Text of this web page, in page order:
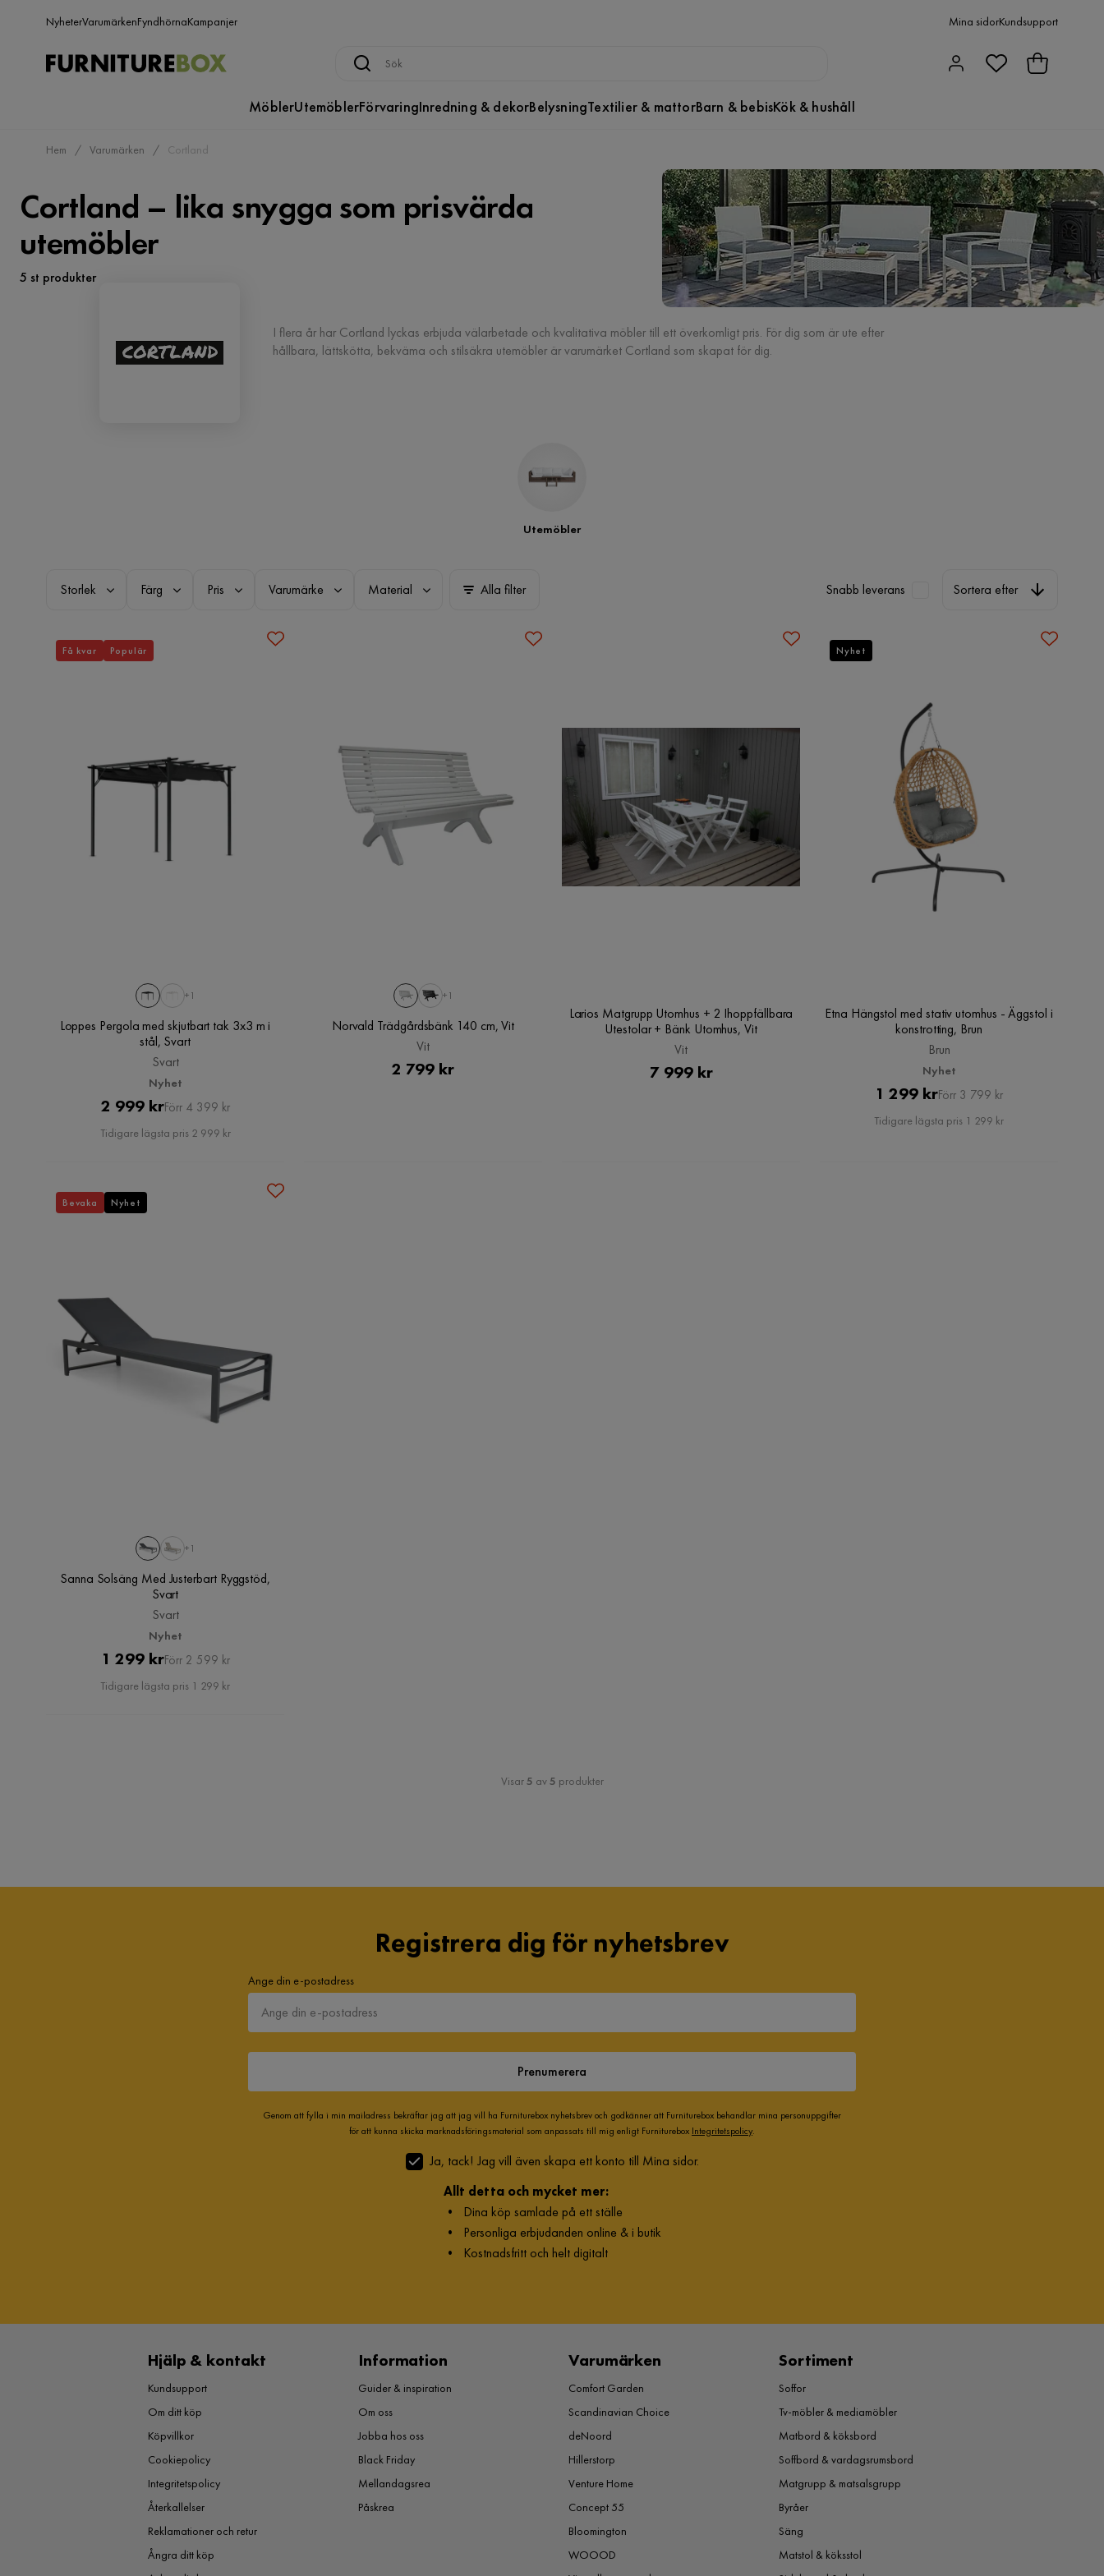
NyheterVarumärkenFyndhörnaKampanjer Mina sidorKundsupport
MöblerUtemöblerFörvaringInredning & dekorBelysningTextilier & mattorBarn & bebisKök & hushåll
Hem Varumärken Cortland
Cortland – lika snygga som prisvärda
utemöbler
5 st produkter
I flera år har Cortland lyckas erbjuda välarbetade och kvalitativa möbler till ett överkomligt pris. För dig som är ute efter
hållbara, lättskötta, bekväma och stilsäkra utemöbler är varumärket Cortland som skapat för dig.
Utemöbler
Storlek Färg Pris Varumärke Material Alla filter Snabb leverans Sortera efter
+1
Loppes Pergola med skjutbart tak 3x3 m i
stål, Svart
Svart
Nyhet
Pris
2 999 krOriginal
Pris
Förr 4 399 kr
Tidigare lägsta pris 2 999 kr
Få kvar Populär
+1
Norvald Trädgårdsbänk 140 cm, Vit
Vit
Pris
2 799 kr
Larios Matgrupp Utomhus + 2 Ihoppfällbara
Utestolar + Bänk Utomhus, Vit
Vit
Pris
7 999 kr
Etna Hängstol med stativ utomhus - Äggstol i
konstrotting, Brun
Brun
Nyhet
Pris
1 299 krOriginal
Pris
Förr 3 799 kr
Tidigare lägsta pris 1 299 kr
Nyhet
+1
Sanna Solsäng Med Justerbart Ryggstöd,
Svart
Svart
Nyhet
Pris
1 299 krOriginal
Pris
Förr 2 599 kr
Tidigare lägsta pris 1 299 kr
Bevaka Nyhet
Visar5 av5 produkter
Registrera dig för nyhetsbrev
Ange din e-postadress
Prenumerera
Genom att fylla i min mailadress bekräftar jag att jag vill ha Furniturebox nyhetsbrev och godkänner att Furniturebox behandlar mina personuppgifter
för att kunna skicka marknadsföringsmaterial som anpassats till mig enligt Furniturebox Integritetspolicy.
Ja, tack! Jag vill även skapa ett konto till Mina sidor.
Allt detta och mycket mer:
• Dina köp samlade på ett ställe
• Personliga erbjudanden online & i butik
• Kostnadsfritt och helt digitalt
Hjälp & kontakt
Kundsupport
Om ditt köp
Köpvillkor
Cookiepolicy
Integritetspolicy
Återkallelser
Reklamationer och retur
Ångra ditt köp
Information
Guider & inspiration
Om oss
Jobba hos oss
Black Friday
Mellandagsrea
Påskrea
Varumärken
Comfort Garden
Scandinavian Choice
deNoord
Hillerstorp
Venture Home
Concept 55
Bloomington
WOOOD
Sortiment
Soffor
Tv-möbler & mediamöbler
Matbord & köksbord
Soffbord & vardagsrumsbord
Matgrupp & matsalsgrupp
Byråer
Säng
Matstol & köksstol